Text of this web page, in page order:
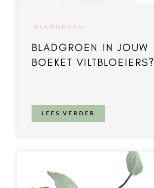
BLADGROEN
BLADGROEN IN JOUW
BOEKET VILTBLOEIERS?
LEES VERDER